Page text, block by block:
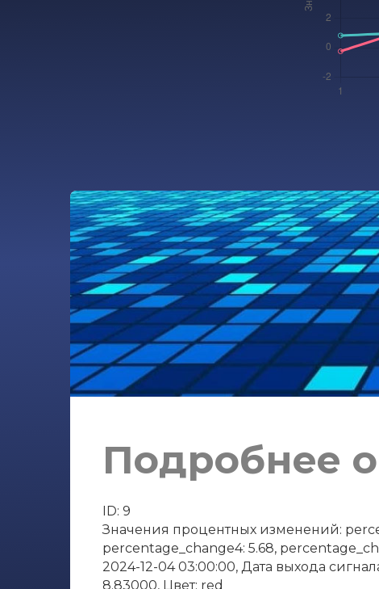
Подробнее
ID: 9
Значения процентных изменений:
percentage_change4: 5.68,
2024-12-04 03:00:00, Дата выхода
8.83000, Цвет: red